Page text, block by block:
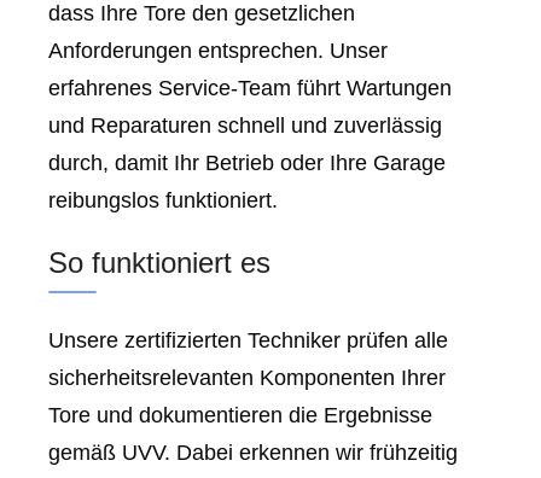
dass Ihre Tore den gesetzlichen
Anforderungen entsprechen. Unser
erfahrenes Service-Team führt Wartungen
und Reparaturen schnell und zuverlässig
durch, damit Ihr Betrieb oder Ihre Garage
reibungslos funktioniert.
So funktioniert es
Unsere zertifizierten Techniker prüfen alle
sicherheitsrelevanten Komponenten Ihrer
Tore und dokumentieren die Ergebnisse
gemäß UVV. Dabei erkennen wir frühzeitig